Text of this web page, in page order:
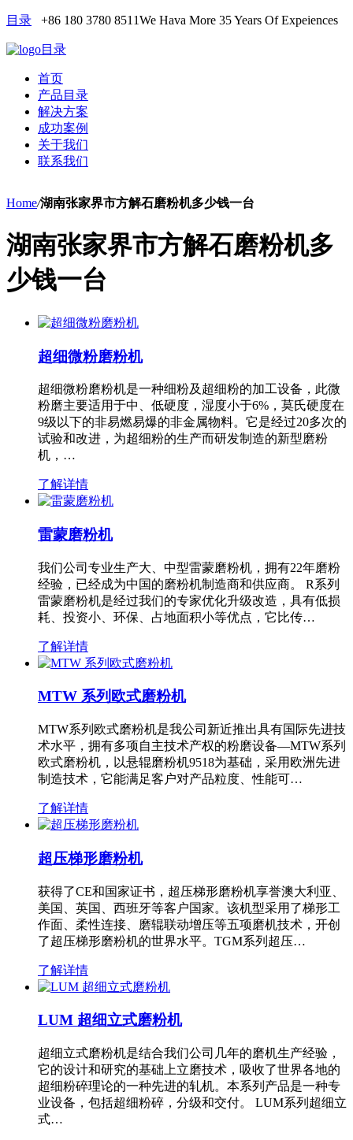
目录 +86 180 3780 8511We Hava More 35 Years Of Expeiences
目录
首页
产品目录
解决方案
成功案例
关于我们
联系我们
Home/湖南张家界市方解石磨粉机多少钱一台
湖南张家界市方解石磨粉机多
少钱一台
超细微粉磨粉机
超细微粉磨粉机是一种细粉及超细粉的加工设备，此微
粉磨主要适用于中、低硬度，湿度小于6%，莫氏硬度在
9级以下的非易燃易爆的非金属物料。它是经过20多次的
试验和改进，为超细粉的生产而研发制造的新型磨粉
机，…
了解详情
雷蒙磨粉机
我们公司专业生产大、中型雷蒙磨粉机，拥有22年磨粉
经验，已经成为中国的磨粉机制造商和供应商。 R系列
雷蒙磨粉机是经过我们的专家优化升级改造，具有低损
耗、投资小、环保、占地面积小等优点，它比传…
了解详情
MTW 系列欧式磨粉机
MTW系列欧式磨粉机是我公司新近推出具有国际先进技
术水平，拥有多项自主技术产权的粉磨设备—MTW系列
欧式磨粉机，以悬辊磨粉机9518为基础，采用欧洲先进
制造技术，它能满足客户对产品粒度、性能可…
了解详情
超压梯形磨粉机
获得了CE和国家证书，超压梯形磨粉机享誉澳大利亚、
美国、英国、西班牙等客户国家。该机型采用了梯形工
作面、柔性连接、磨辊联动增压等五项磨机技术，开创
了超压梯形磨粉机的世界水平。TGM系列超压…
了解详情
LUM 超细立式磨粉机
超细立式磨粉机是结合我们公司几年的磨机生产经验，
它的设计和研究的基础上立磨技术，吸收了世界各地的
超细粉碎理论的一种先进的轧机。本系列产品是一种专
业设备，包括超细粉碎，分级和交付。 LUM系列超细立
式…